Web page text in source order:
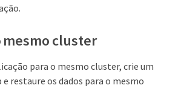
mesmo cluster
para o mesmo cluster, crie um
restaure os dados para o mesmo